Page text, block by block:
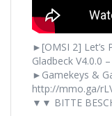
►[OMSI 2] Let’s
Gladbeck V4.0.0
►Gamekeys &
http://mmo.ga/
▼▼ BITTE